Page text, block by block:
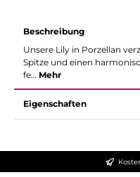
Beschreibung
Unsere Lily in Porzellan
Spitze und einen
fe… Mehr
Eigenschaften